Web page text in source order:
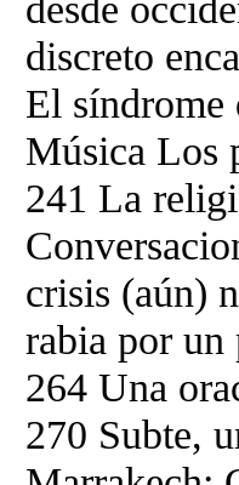
discreto
El síndrome
Música Los
241 La
crisis (aún)
rabia por un
264 Una
270 Subte,